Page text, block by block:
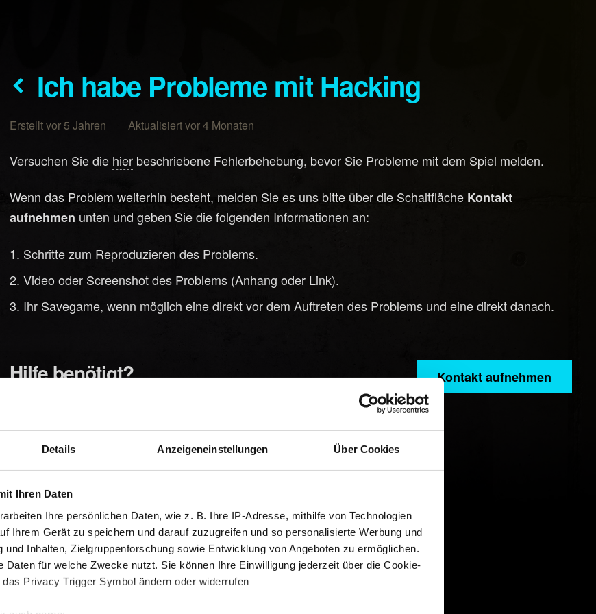
Details Anzeigeneinstellungen Über Cookies
Ihren Daten
Ihre persönlichen Daten, wie z. B. Ihre IP-Adresse, mithilfe von Technologien
Ihrem Gerät zu speichern und darauf zuzugreifen und so personalisierte Werbung und
und Inhalten, Zielgruppenforschung sowie Entwicklung von Angeboten zu ermöglichen.
Daten für welche Zwecke nutzt. Sie können Ihre Einwilligung jederzeit über die Cookie-
Privacy Trigger Symbol ändern oder widerrufen
Ich habe Probleme mit Hacking
Erstellt vor 5 Jahren Aktualisiert vor 4 Monaten
Versuchen Sie die hier beschriebene Fehlerbehebung, bevor Sie Probleme mit dem Spiel melden.
Wenn das Problem weiterhin besteht, melden Sie es uns bitte über die Schaltfläche Kontakt
aufnehmen unten und geben Sie die folgenden Informationen an:
Schritte zum Reproduzieren des Problems.
Video oder Screenshot des Problems (Anhang oder Link).
Ihr Savegame, wenn möglich eine direkt vor dem Auftreten des Problems und eine direkt danach.
Hilfe benötigt? Kontakt aufnehmen